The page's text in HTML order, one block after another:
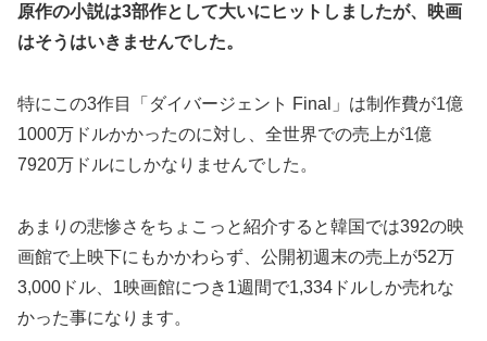
原作の小説は3部作として大いにヒットしましたが、映画
はそうはいきませんでした。
特にこの3作目「ダイバージェント Final」は制作費が1億
1000万ドルかかったのに対し、全世界での売上が1億
7920万ドルにしかなりませんでした。
あまりの悲惨さをちょこっと紹介すると韓国では392の映
画館で上映下にもかかわらず、公開初週末の売上が52万
3,000ドル、1映画館につき1週間で1,334ドルしか売れな
かった事になります。